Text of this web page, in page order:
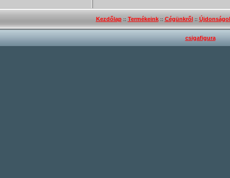
Kezdőlap:: Termékeink:: Cégünkről ::
csigafigura